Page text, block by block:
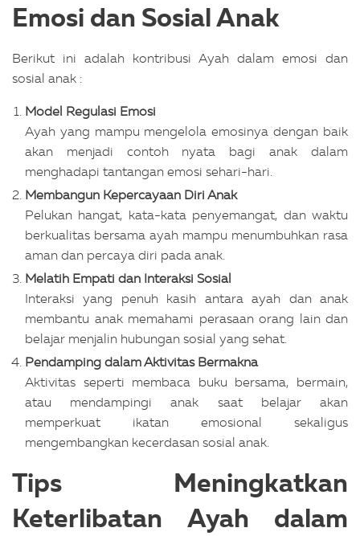
Emosi dan Sosial Anak
Berikut ini adalah kontribusi Ayah dalam emosi dan
sosial anak :
Model Regulasi Emosi
Ayah yang mampu mengelola emosinya dengan baik
akan menjadi contoh nyata bagi anak dalam
menghadapi tantangan emosi sehari-hari.
Membangun Kepercayaan Diri Anak
Pelukan hangat, kata-kata penyemangat, dan waktu
berkualitas bersama ayah mampu menumbuhkan rasa
aman dan percaya diri pada anak.
Melatih Empati dan Interaksi Sosial
Interaksi yang penuh kasih antara ayah dan anak
membantu anak memahami perasaan orang lain dan
belajar menjalin hubungan sosial yang sehat.
Pendamping dalam Aktivitas Bermakna
Aktivitas seperti membaca buku bersama, bermain,
atau mendampingi anak saat belajar akan
memperkuat ikatan emosional sekaligus
mengembangkan kecerdasan sosial anak.
Tips Meningkatkan
Keterlibatan Ayah dalam